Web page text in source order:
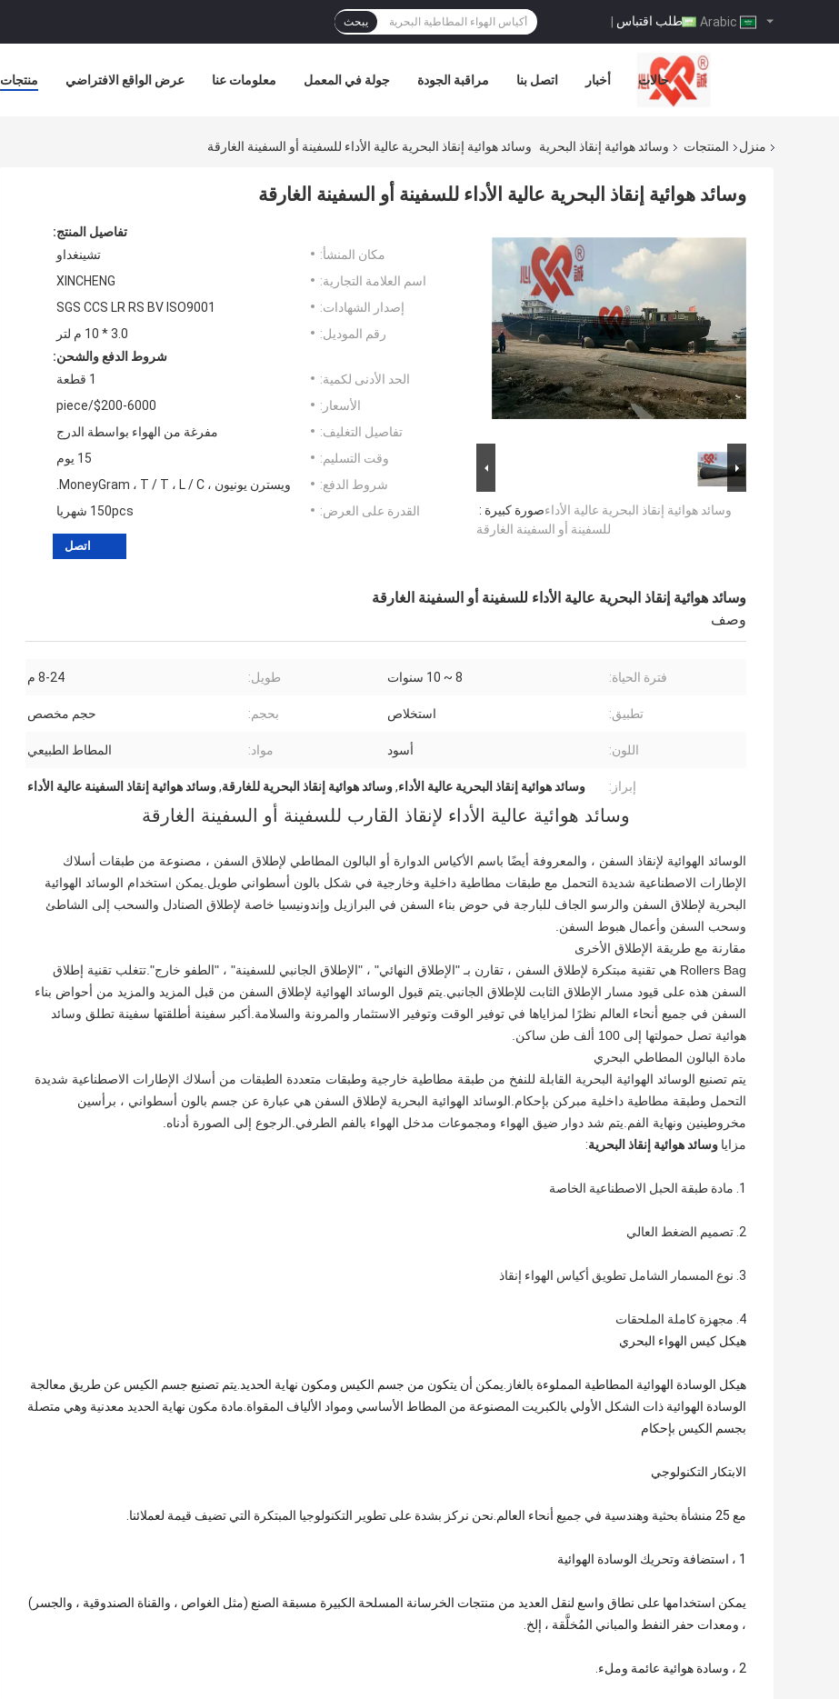
طلب اقتباس | يبحث
منتجات عرض الواقع الافتراضي معلومات عنا جولة في المعمل مراقبة الجودة اتصل بنا أخبار حالات
منزل المنتجات وسائد هوائية إنقاذ البحرية وسائد هوائية إنقاذ البحرية عالية الأداء للسفينة أو السفينة الغارقة
وسائد هوائية إنقاذ البحرية عالية الأداء للسفينة أو السفينة الغارقة
صورة كبيرة :وسائد هوائية إنقاذ البحرية عالية الأداء
للسفينة أو السفينة الغارقة
تفاصيل المنتج:
مكان المنشأ:
تشينغداو
اسم العلامة التجارية:
XINCHENG
إصدار الشهادات:
SGS CCS LR RS BV ISO9001
رقم الموديل:
3.0 * 10 م لتر
شروط الدفع والشحن:
الحد الأدنى لكمية:
1 قطعة
الأسعار:
$200-6000/piece
تفاصيل التغليف:
مفرغة من الهواء بواسطة الدرج
وقت التسليم:
15 يوم
شروط الدفع:
ويسترن يونيون ، MoneyGram ، T / T ، L / C.
القدرة على العرض:
150pcs شهريا
اتصل
وسائد هوائية إنقاذ البحرية عالية الأداء للسفينة أو السفينة الغارقة
وصف
فترة الحياة: 8 ~ 10 سنوات طويل: 8-24 م
تطبيق: استخلاص بحجم: حجم مخصص
اللون: أسود مواد: المطاط الطبيعي
إبراز: وسائد هوائية إنقاذ البحرية عالية الأداء,وسائد هوائية إنقاذ البحرية للغارقة,وسائد هوائية إنقاذ السفينة عالية الأداء
وسائد هوائية عالية الأداء لإنقاذ القارب للسفينة أو السفينة الغارقة
الوسائد الهوائية لإنقاذ السفن ، والمعروفة أيضًا باسم الأكياس الدوارة أو البالون المطاطي لإطلاق السفن ، مصنوعة من طبقات أسلاك
الإطارات الاصطناعية شديدة التحمل مع طبقات مطاطية داخلية وخارجية في شكل بالون أسطواني طويل.يمكن استخدام الوسائد الهوائية
البحرية لإطلاق السفن والرسو الجاف للبارجة في حوض بناء السفن في البرازيل وإندونيسيا خاصة لإطلاق الصنادل والسحب إلى الشاطئ
وسحب السفن وأعمال هبوط السفن.
مقارنة مع طريقة الإطلاق الأخرى
Rollers Bag هي تقنية مبتكرة لإطلاق السفن ، تقارن بـ "الإطلاق النهائي" ، "الإطلاق الجانبي للسفينة" ، "الطفو خارج".تتغلب تقنية إطلاق
السفن هذه على قيود مسار الإطلاق الثابت للإطلاق الجانبي.يتم قبول الوسائد الهوائية لإطلاق السفن من قبل المزيد والمزيد من أحواض بناء
السفن في جميع أنحاء العالم نظرًا لمزاياها في توفير الوقت وتوفير الاستثمار والمرونة والسلامة.أكبر سفينة أطلقتها سفينة تطلق وسائد
هوائية تصل حمولتها إلى 100 ألف طن ساكن.
مادة البالون المطاطي البحري
يتم تصنيع الوسائد الهوائية البحرية القابلة للنفخ من طبقة مطاطية خارجية وطبقات متعددة الطبقات من أسلاك الإطارات الاصطناعية شديدة
التحمل وطبقة مطاطية داخلية مبركن بإحكام.الوسائد الهوائية البحرية لإطلاق السفن هي عبارة عن جسم بالون أسطواني ، برأسين
مخروطينين ونهاية الفم.يتم شد دوار ضيق الهواء ومجموعات مدخل الهواء بالفم الطرفي.الرجوع إلى الصورة أدناه.
مزايا وسائد هوائية إنقاذ البحرية:
1. مادة طبقة الحبل الاصطناعية الخاصة
2. تصميم الضغط العالي
3. نوع المسمار الشامل تطويق أكياس الهواء إنقاذ
4. مجهزة كاملة الملحقات
هيكل كيس الهواء البحري
هيكل الوسادة الهوائية المطاطية المملوءة بالغاز.يمكن أن يتكون من جسم الكيس ومكون نهاية الحديد.يتم تصنيع جسم الكيس عن طريق معالجة
الوسادة الهوائية ذات الشكل الأولي بالكبريت المصنوعة من المطاط الأساسي ومواد الألياف المقواة.مادة مكون نهاية الحديد معدنية وهي متصلة
بجسم الكيس بإحكام
الابتكار التكنولوجي
مع 25 منشأة بحثية وهندسية في جميع أنحاء العالم.نحن نركز بشدة على تطوير التكنولوجيا المبتكرة التي تضيف قيمة لعملائنا.
1 ، استضافة وتحريك الوسادة الهوائية
يمكن استخدامها على نطاق واسع لنقل العديد من منتجات الخرسانة المسلحة الكبيرة مسبقة الصنع (مثل الغواص ، والقناة الصندوقية ، والجسر)
، ومعدات حفر النفط والمباني المُخلَّقة ، إلخ.
2 ، وسادة هوائية عائمة وملء.